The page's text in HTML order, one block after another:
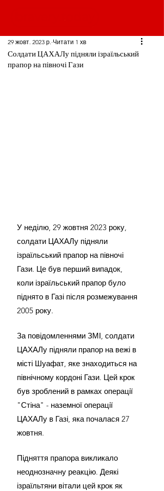
Солдати ЦАХАЛу підняли ізраїльський
прапор на півночі Гази
29 жовт. 2023 р. Читати 1 хв
У неділю, 29 жовтня 2023 року,
солдати ЦАХАЛу підняли
ізраїльський прапор на півночі
Гази. Це був перший випадок,
коли ізраїльський прапор було
піднято в Газі після розмежування
2005 року.
За повідомленнями ЗМІ, солдати
ЦАХАЛу підняли прапор на вежі в
місті Шуафат, яке знаходиться на
північному кордоні Гази. Цей крок
був зроблений в рамках операції
"Стіна" - наземної операції
ЦАХАЛу в Газі, яка почалася 27
жовтня.
Підняття прапора викликало
неоднозначну реакцію. Деякі
ізраїльтяни вітали цей крок як